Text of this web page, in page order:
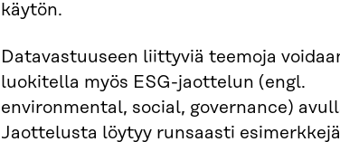
käytön.
Datavastuuseen liittyviä teemoja
luokitella myös ESG-jaottelun (engl.
environmental, social, governance)
Jaottelusta löytyy runsaasti